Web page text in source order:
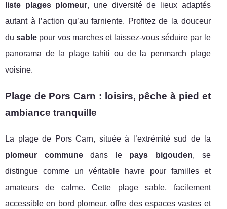
liste plages plomeur, une diversité de lieux adaptés
autant à l’action qu’au farniente. Profitez de la douceur
dusable pour vos marches et laissez-vous séduire par le
panorama de la plage tahiti ou de la penmarch plage
voisine.
Plage de Pors Carn : loisirs, pêche à pied et
ambiance tranquille
La plage de Pors Carn, située à l’extrémité sud de la
plomeur communedans le pays bigouden, se
distingue comme un véritable havre pour familles et
amateurs de calme. Cette plage sable, facilement
accessible en bord plomeur, offre des espaces vastes et